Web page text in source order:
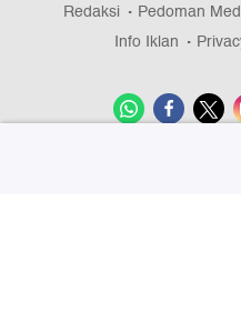
Redaksi Pedoman
Info Iklan